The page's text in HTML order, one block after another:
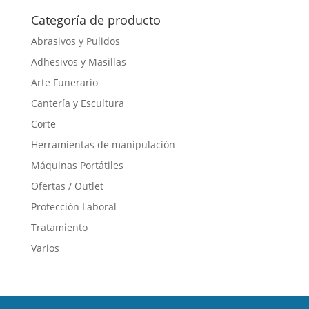
49,94 €
tiene
múltiples
variantes.
Las
opciones
pueden
elegir
en
página
de
producto
Categoría de producto
Abrasivos y Pulidos
Adhesivos y Masillas
Arte Funerario
Cantería y Escultura
Corte
Herramientas de manipulación
Máquinas Portátiles
Ofertas / Outlet
Protección Laboral
Tratamiento
Varios